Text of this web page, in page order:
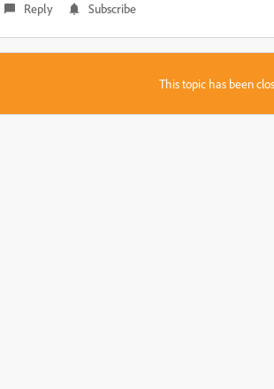
Reply Subscribe
This topic has been